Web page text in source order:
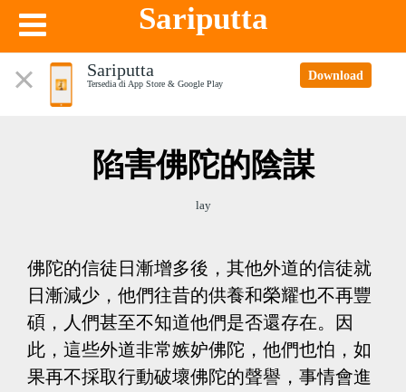
Sariputta
Sariputta
Tersedia di App Store & Google Play
Download
陷害佛陀的陰謀
lay
佛陀的信徒日漸增多後，其他外道的信徒就
日漸減少，他們往昔的供養和榮耀也不再豐
碩，人們甚至不知道他們是否還存在。因
此，這些外道非常嫉妒佛陀，他們也怕，如
果再不採取行動破壞佛陀的聲譽，事情會進